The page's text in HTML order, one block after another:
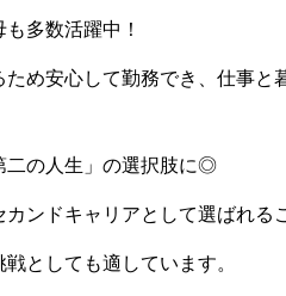
多数活躍中！
め安心して勤務でき、仕事と
二の人生」の選択肢に◎
ンドキャリアとして選ばれる
としても適しています。